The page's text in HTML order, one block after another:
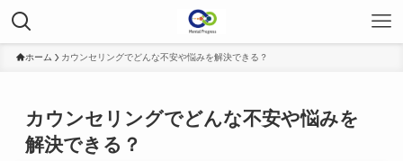
ホーム カウンセリングでどんな不安や悩みを解決できる？
カウンセリングでどんな不安や悩みを
解決できる？